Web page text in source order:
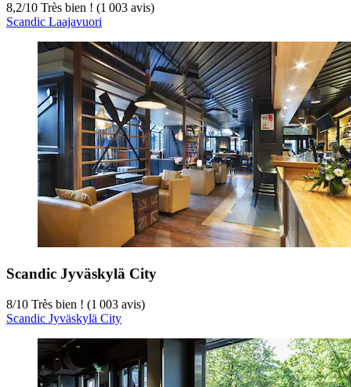
8,2/10 Très bien ! (1 003 avis)
Scandic Laajavuori
Scandic Jyväskylä City
8/10 Très bien ! (1 003 avis)
Scandic Jyväskylä City